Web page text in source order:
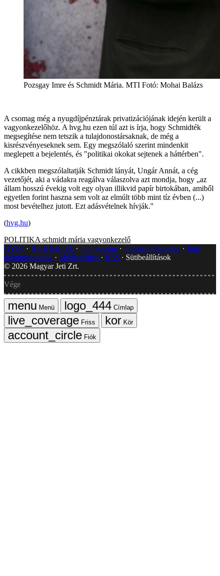
Pozsgay Imre és Schmidt Mária. MTI Fotó: Mohai Balázs
A csomag még a nyugdíjpénztárak privatizációjának idején került a
vagyonkezelőhöz. A hvg.hu ezen túl azt is írja, hogy Schmidték
megsegítése nem tetszik a tulajdonostársaknak, de még a
kisrészvényeseknek sem. Egy megszólaló szerint mindenkit
meglepett a bejelentés, és "politikai okokat sejtenek a háttérben".
A cikkben megszólaltatják Schmidt lányát, Ungár Annát, a cég
vezetőjét, aki a vádakra reagálva válaszolva azt mondja, hogy „az
állam hosszú évekig volt egy olyan illikvid papír birtokában, amiből
egyetlen forint haszna sem volt az elmúlt több mint tíz évben (...)
most bevételhez jutott. Ezt adásvételnek hívják."
(hvg.hu)
POLITIKA schmidt mária vagyonkezelő
GYIK
Hibát jelentek Impresszum Javítások kezelése
Jogi
dokumentumok
Médiaajánlat RSS
Sütibeállítások
© 2026 Magyar Jeti Zrt.
Vége
Menü
Címlap
Friss
Kör
Fiók